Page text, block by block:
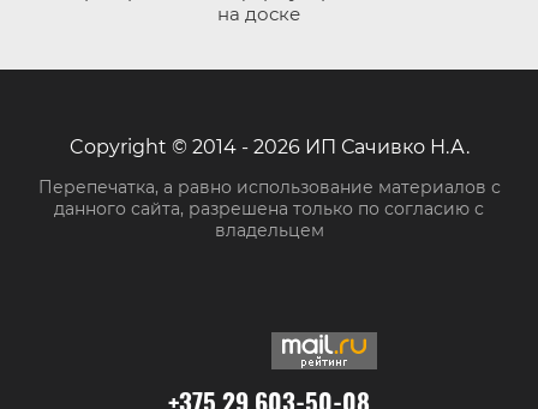
на доске
Copyright © 2014 - 2026 ИП Сачивко Н.А.
Перепечатка, а равно использование материалов с
данного сайта, разрешена только по согласию с
владельцем